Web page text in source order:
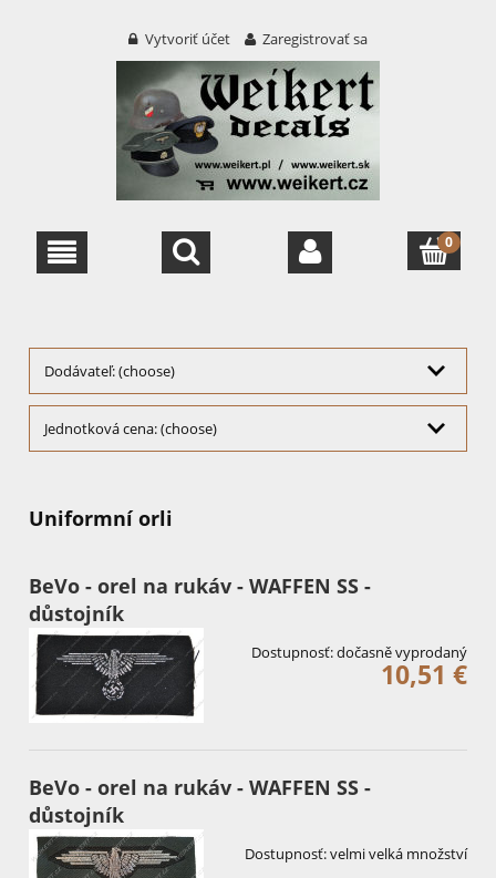
Vytvoriť účet Zaregistrovať sa
Dodávateľ: (choose)
Jednotková cena: (choose)
Uniformní orli
BeVo - orel na rukáv - WAFFEN SS -
důstojník
Dostupnosť:dočasně vyprodaný
10,51 €
BeVo - orel na rukáv - WAFFEN SS -
důstojník
Dostupnosť:velmi velká množství